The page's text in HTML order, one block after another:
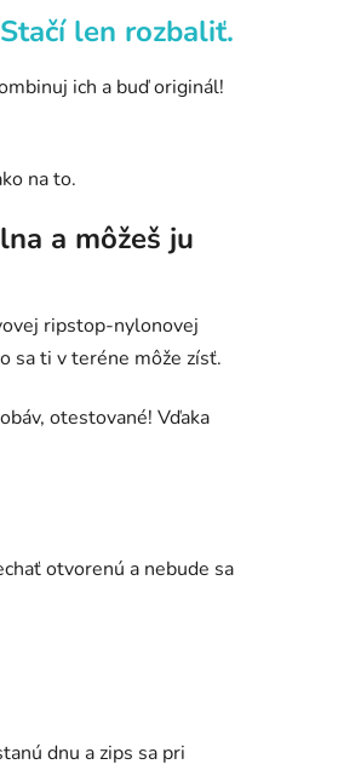
len rozbaliť.
ich a buď originál!
na to.
a môžeš ju
ripstop-nylonovej
sa ti v teréne môže zísť.
otestované! Vďaka
otvorenú a nebude sa
dnu a zips sa pri